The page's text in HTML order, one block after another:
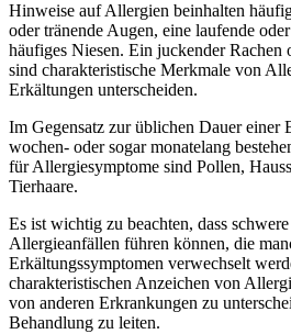
Hinweise auf Allergien beinhalten
oder tränende Augen, eine laufende
häufiges Niesen. Ein juckender Rachen
sind charakteristische Merkmale von
Erkältungen unterscheiden.
Im Gegensatz zur üblichen Dauer einer
wochen- oder sogar monatelang
für Allergiesymptome sind Pollen,
Tierhaare.
Es ist wichtig zu beachten, dass
Allergieanfällen führen können, die
Erkältungssymptomen verwechselt
charakteristischen Anzeichen von
von anderen Erkrankungen zu
Behandlung zu leiten.